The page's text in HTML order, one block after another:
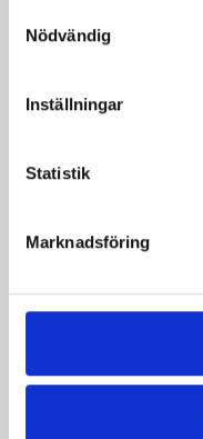
Nödvändig
Inställningar
Statistik
Marknadsföring